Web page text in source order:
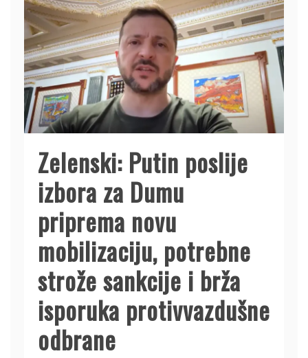
Zelenski: Putin poslije
izbora za Dumu
priprema novu
mobilizaciju, potrebne
strože sankcije i brža
isporuka protivvazdušne
odbrane